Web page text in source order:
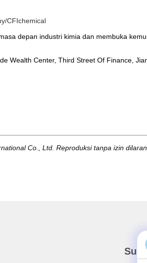
CFIchemical
depan industri kimia dan membuka
Wealth Center, Third Street Of Finance,
Co., Ltd. Reproduksi tanpa izin